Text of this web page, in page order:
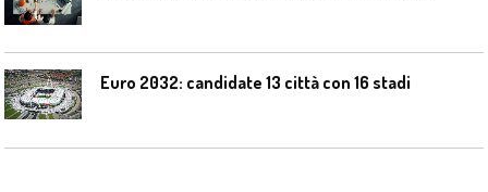
Euro 2032: candidate 13 città con 16 stadi